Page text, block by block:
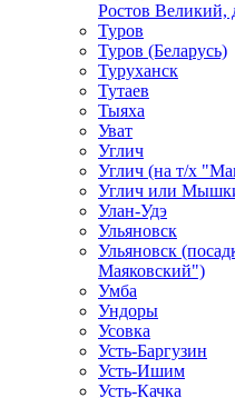
Ростов Великий,
Туров
Туров (Беларусь)
Туруханск
Тутаев
Тыяха
Уват
Углич
Углич (на т/х
Углич или
Улан-Удэ
Ульяновск
Ульяновск
Маяковский")
Умба
Ундоры
Усовка
Усть-Баргузин
Усть-Ишим
Усть-Качка